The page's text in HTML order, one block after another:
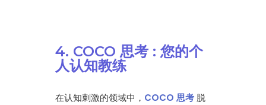
4. COCO 思考 : 您的个
人认知教练
在认知刺激的领域中， COCO 思考脱